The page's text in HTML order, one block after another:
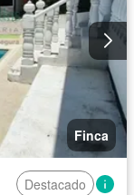
Finca
Destacado